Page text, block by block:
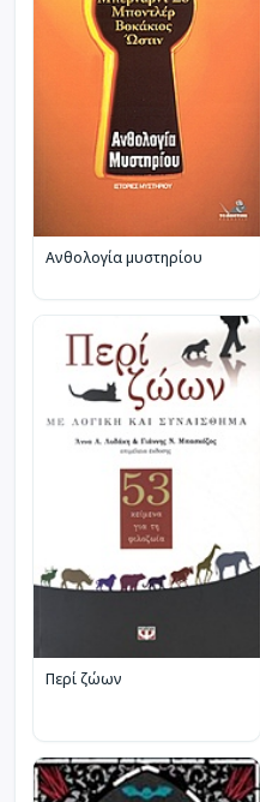
Ανθολογία μυστηρίου
Περί ζώων